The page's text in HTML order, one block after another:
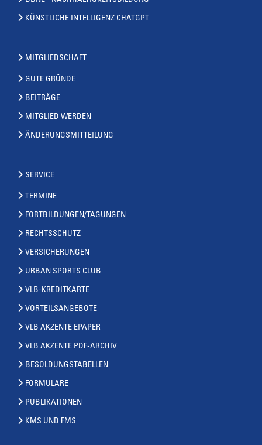
KÜNSTLICHE INTELLIGENZ CHATGPT
MITGLIEDSCHAFT
GUTE GRÜNDE
BEITRÄGE
MITGLIED WERDEN
ÄNDERUNGSMITTEILUNG
SERVICE
TERMINE
FORTBILDUNGEN/TAGUNGEN
RECHTSSCHUTZ
VERSICHERUNGEN
URBAN SPORTS CLUB
VLB-KREDITKARTE
VORTEILSANGEBOTE
VLB AKZENTE EPAPER
VLB AKZENTE PDF-ARCHIV
BESOLDUNGSTABELLEN
FORMULARE
PUBLIKATIONEN
KMS UND FMS